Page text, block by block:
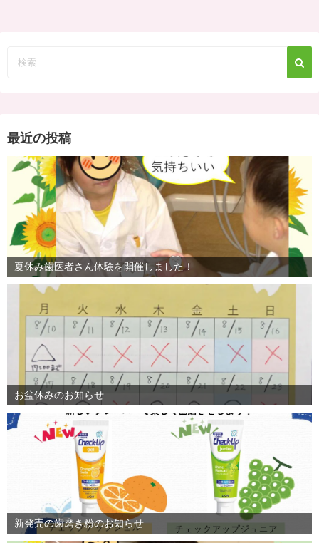
最近の投稿
夏休み歯医者さん体験を開催しました！
お盆休みのお知らせ
新発売の歯磨き粉のお知らせ